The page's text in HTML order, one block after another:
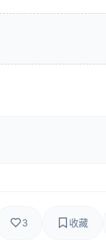
3 收藏